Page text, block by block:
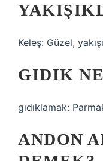
Keleş: Güzel,
GIDIK
gıdıklamak:
ANDON